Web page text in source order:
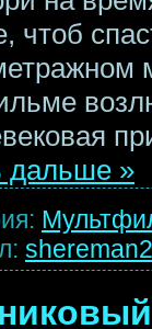
чтоб
дальше »